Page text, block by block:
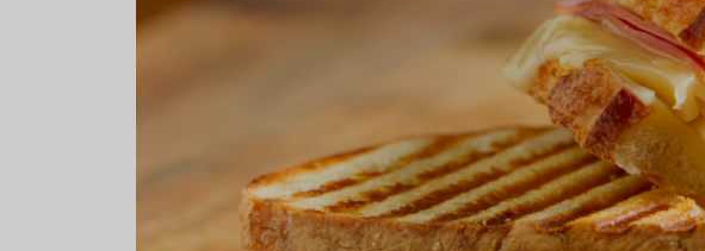
Aceitunas: el aperitivo estrella
Sopa fría de sandía: el plato
que querrás repetir todo el
verano